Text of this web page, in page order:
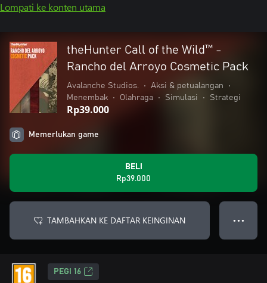
Lompati ke konten utama
theHunter Call of the Wild™ -
Rancho del Arroyo Cosmetic Pack
Avalanche Studios. • Aksi & petualangan
•
Menembak
• Olahraga • Simulasi • Strategi
Rp39.000
Memerlukan game
BELI
Rp39.000
TAMBAHKAN KE DAFTAR KEINGINAN ● ● ●
PEGI 16